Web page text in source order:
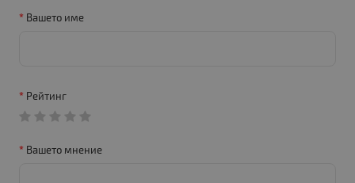
Вашето име
Рейтинг
Вашето мнение